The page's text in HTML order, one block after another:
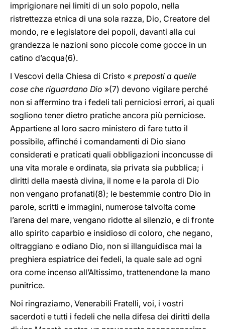
imprigionare nei limiti di un solo popolo, nella
ristrettezza etnica di una sola razza, Dio, Creatore del
mondo, re e legislatore dei popoli, davanti alla cui
grandezza le nazioni sono piccole come gocce in un
catino d’acqua(6).
I Vescovi della Chiesa di Cristo « preposti a quelle
cose che riguardano Dio »(7) devono vigilare perché
non si affermino tra i fedeli tali perniciosi errori, ai quali
sogliono tener dietro pratiche ancora più perniciose.
Appartiene al loro sacro ministero di fare tutto il
possibile, affinché i comandamenti di Dio siano
considerati e praticati quali obbligazioni inconcusse di
una vita morale e ordinata, sia privata sia pubblica; i
diritti della maestà divina, il nome e la parola di Dio
non vengano profanati(8); le bestemmie contro Dio in
parole, scritti e immagini, numerose talvolta come
l’arena del mare, vengano ridotte al silenzio, e di fronte
allo spirito caparbio e insidioso di coloro, che negano,
oltraggiano e odiano Dio, non si illanguidisca mai la
preghiera espiatrice dei fedeli, la quale sale ad ogni
ora come incenso all’Altissimo, trattenendone la mano
punitrice.
Noi ringraziamo, Venerabili Fratelli, voi, i vostri
sacerdoti e tutti i fedeli che nella difesa dei diritti della